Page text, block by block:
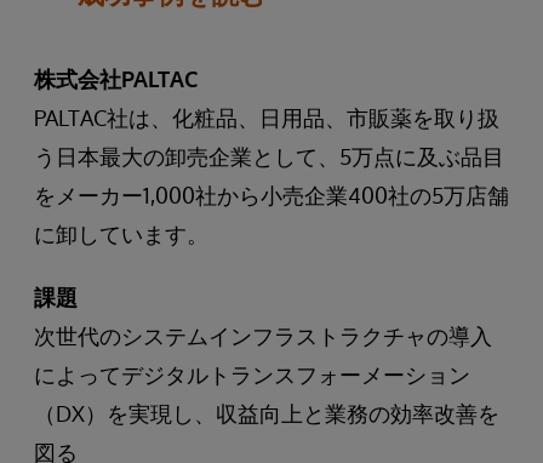
株式会社PALTAC
PALTAC社は、化粧品、日用品、市販薬を取り扱
う日本最大の卸売企業として、5万点に及ぶ品目
をメーカー1,000社から小売企業400社の5万店舗
に卸しています。
課題
次世代のシステムインフラストラクチャの導入
によってデジタルトランスフォーメーション
（DX）を実現し、収益向上と業務の効率改善を
図る